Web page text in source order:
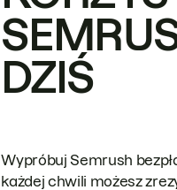
DZIŚ
Wypróbuj Semrush
każdej chwili możesz